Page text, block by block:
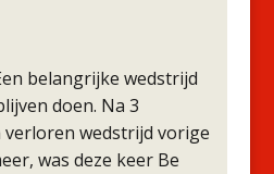
belangrijke wedstrijd
doen. Na 3
wedstrijd vorige
was deze keer Be